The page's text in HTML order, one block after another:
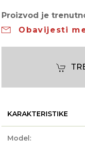
Proizvod je
Obavijesti
KARAKTERISTIKE
Model: